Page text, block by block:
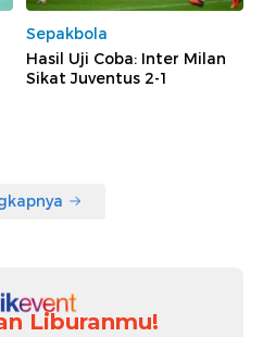
Sepakbola
Hasil Uji Coba: Inter Milan
Sikat Juventus 2-1
Liburanmu!